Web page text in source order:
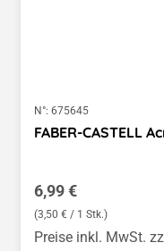
N°: 675645
FABER-CASTELL
Regulärer Preis:
6,99 €
(3,50 € / 1 Stk.)
Preise inkl. MwSt.